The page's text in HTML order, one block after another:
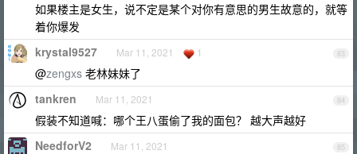
如果楼主是女生，说不定是某个对你有意思的男生故意的，就等
着你爆发
83
krystal9527 Mar 11, 2021 1
@zengxs 老林妹妹了
84
tankren Mar 11, 2021
假装不知道喊：哪个王八蛋偷了我的面包？ 越大声越好
85
NeedforV2 Mar 11, 2021